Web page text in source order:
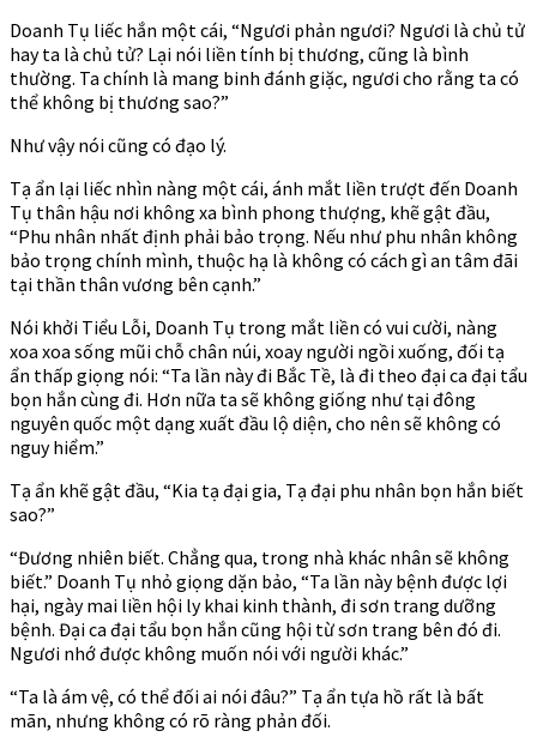
Doanh Tụ liếc hắn một cái, “Ngươi phản ngươi? Ngươi là chủ tử
hay ta là chủ tử? Lại nói liền tính bị thương, cũng là bình
thường. Ta chính là mang binh đánh giặc, ngươi cho rằng ta có
thể không bị thương sao?”
Như vậy nói cũng có đạo lý.
Tạ ẩn lại liếc nhìn nàng một cái, ánh mắt liền trượt đến Doanh
Tụ thân hậu nơi không xa bình phong thượng, khẽ gật đầu,
“Phu nhân nhất định phải bảo trọng. Nếu như phu nhân không
bảo trọng chính mình, thuộc hạ là không có cách gì an tâm đãi
tại thần thân vương bên cạnh.”
Nói khởi Tiểu Lỗi, Doanh Tụ trong mắt liền có vui cười, nàng
xoa xoa sống mũi chỗ chân núi, xoay người ngồi xuống, đối tạ
ẩn thấp giọng nói: “Ta lần này đi Bắc Tề, là đi theo đại ca đại tẩu
bọn hắn cùng đi. Hơn nữa ta sẽ không giống như tại đông
nguyên quốc một dạng xuất đầu lộ diện, cho nên sẽ không có
nguy hiểm.”
Tạ ẩn khẽ gật đầu, “Kia tạ đại gia, Tạ đại phu nhân bọn hắn biết
sao?”
“Đương nhiên biết. Chẳng qua, trong nhà khác nhân sẽ không
biết.” Doanh Tụ nhỏ giọng dặn bảo, “Ta lần này bệnh được lợi
hại, ngày mai liền hội ly khai kinh thành, đi sơn trang dưỡng
bệnh. Đại ca đại tẩu bọn hắn cũng hội từ sơn trang bên đó đi.
Ngươi nhớ được không muốn nói với người khác.”
“Ta là ám vệ, có thể đối ai nói đâu?” Tạ ẩn tựa hồ rất là bất
mãn, nhưng không có rõ ràng phản đối.